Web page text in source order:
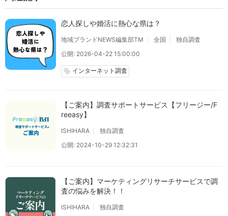
恋人探しや婚活に熱心な県は？
地域ブランドNEWS編集部TM 全国
独自調査
公開: 2026-04-22 15:00:00
local_offer インターネット調査
【ご案内】調査サポートサービス【フリージー/F
reeasy】
ISHIHARA
独自調査
公開: 2024-10-29 12:32:31
【ご案内】マーケティングリサーチサービスで調
査の悩みを解決！！
ISHIHARA
独自調査